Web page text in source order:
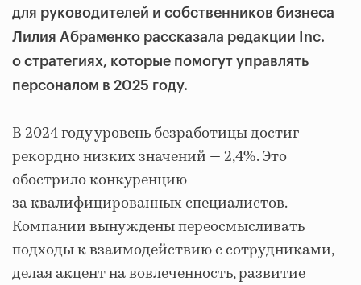
для руководителей и собственников бизнеса
Лилия Абраменко рассказала редакции Inc.
о стратегиях, которые помогут управлять
персоналом в 2025 году.
В 2024 году уровень безработицы достиг
рекордно низких значений — 2,4%. Это
обострило конкуренцию
за квалифицированных специалистов.
Компании вынуждены переосмысливать
подходы к взаимодействию с сотрудниками,
делая акцент на вовлеченность, развитие